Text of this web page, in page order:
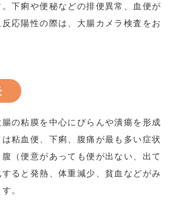
下痢や便秘などの排便異常、血便が
応陽性の際は、大腸カメラ検査をお
の粘膜を中心にびらんや潰瘍を形成
粘血便、下痢、腹痛が最も多い症状
（便意があっても便が出ない、出て
ると発熱、体重減少、貧血などがみ
。